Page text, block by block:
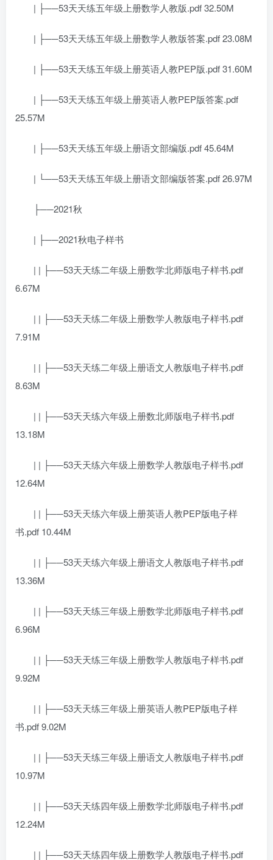
| ├──53天天练五年级上册数学人教版.pdf 32.50M
| ├──53天天练五年级上册数学人教版答案.pdf 23.08M
| ├──53天天练五年级上册英语人教PEP版.pdf 31.60M
| ├──53天天练五年级上册英语人教PEP版答案.pdf
25.57M
| ├──53天天练五年级上册语文部编版.pdf 45.64M
| └──53天天练五年级上册语文部编版答案.pdf 26.97M
├──2021秋
| ├──2021秋电子样书
| | ├──53天天练二年级上册数学北师版电子样书.pdf
6.67M
| | ├──53天天练二年级上册数学人教版电子样书.pdf
7.91M
| | ├──53天天练二年级上册语文人教版电子样书.pdf
8.63M
| | ├──53天天练六年级上册数北师版电子样书.pdf
13.18M
| | ├──53天天练六年级上册数学人教版电子样书.pdf
12.64M
| | ├──53天天练六年级上册英语人教PEP版电子样
书.pdf 10.44M
| | ├──53天天练六年级上册语文人教版电子样书.pdf
13.36M
| | ├──53天天练三年级上册数学北师版电子样书.pdf
6.96M
| | ├──53天天练三年级上册数学人教版电子样书.pdf
9.92M
| | ├──53天天练三年级上册英语人教PEP版电子样
书.pdf 9.02M
| | ├──53天天练三年级上册语文人教版电子样书.pdf
10.97M
| | ├──53天天练四年级上册数学北师版电子样书.pdf
12.24M
| | ├──53天天练四年级上册数学人教版电子样书.pdf